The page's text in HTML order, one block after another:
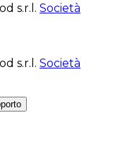
s.r.l. Società
s.r.l. Società